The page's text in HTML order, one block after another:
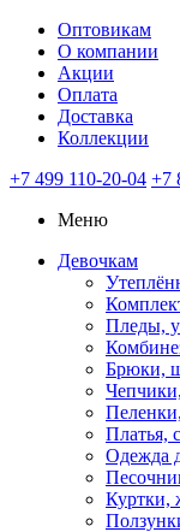
Оптовикам
О компании
Акции
Оплата
Доставка
Коллекции
+7 499 110-20-04 +7
Меню
Девочкам
Пледы,
Брюки,
Платья,
Одежда
Куртки,